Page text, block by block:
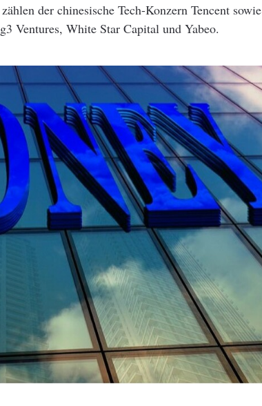
der chinesische Tech-Konzern Tencent sowie
Ventures, White Star Capital und Yabeo.